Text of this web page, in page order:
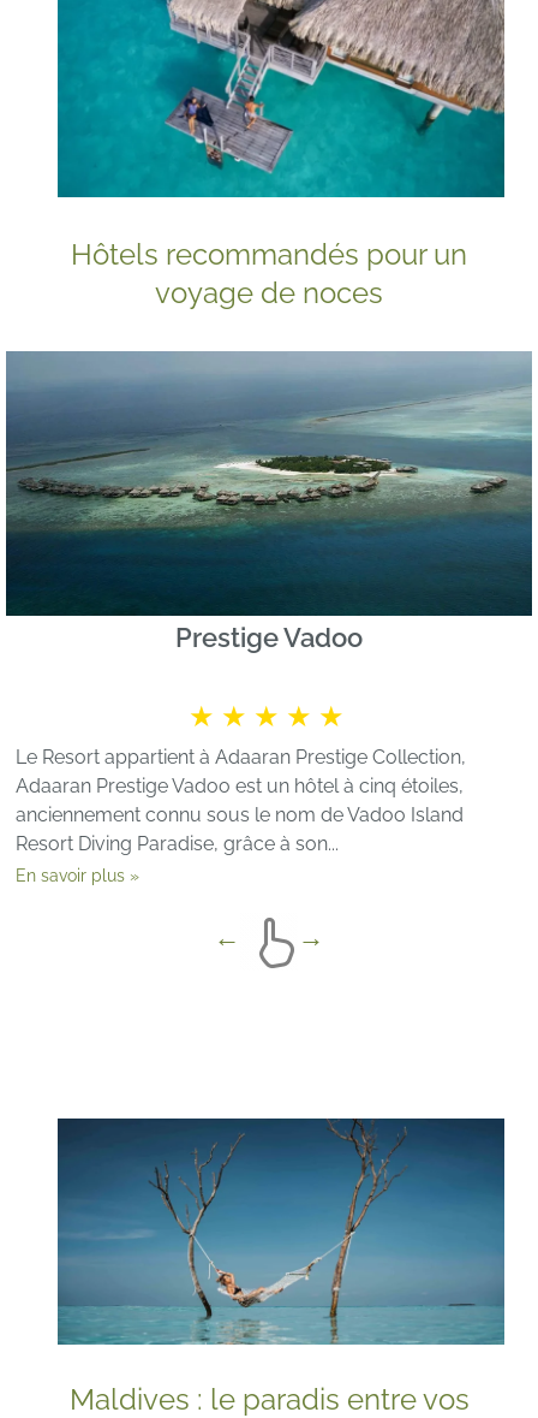
Hôtels recommandés pour un
voyage de noces
Prestige Vadoo
★★★★★
Le Resort appartient à Adaaran Prestige Collection,
Adaaran Prestige Vadoo est un hôtel à cinq étoiles,
anciennement connu sous le nom de Vadoo Island
Resort Diving Paradise, grâce à son...
En savoir plus »
Maldives : le paradis entre vos